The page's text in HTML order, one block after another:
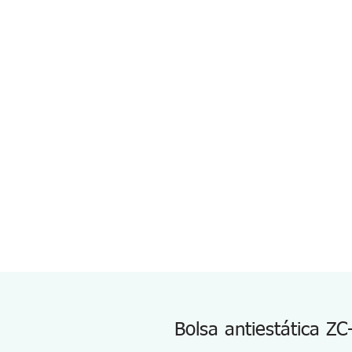
Bolsa antiestática